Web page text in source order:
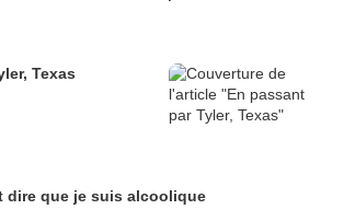
Texas
dire que je suis alcoolique